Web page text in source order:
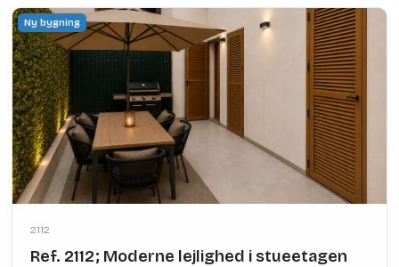
Ny bygning
2112
Ref. 2112; Moderne lejlighed i stueetagen